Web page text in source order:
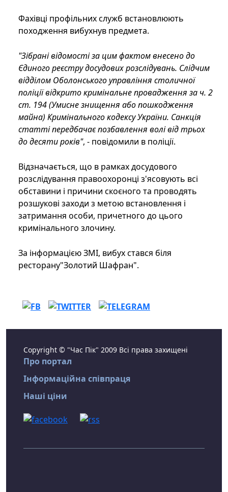
Фахівці профільних служб встановлюють
походження вибухнув предмета.
"Зібрані відомості за цим фактом внесено до
Єдиного реєстру досудових розслідувань. Слідчим
відділом Оболонського управління столичної
поліції відкрито кримінальне провадження за ч. 2
ст. 194 (Умисне знищення або пошкодження
майна) Кримінального кодексу України. Санкція
статті передбачає позбавлення волі від трьох
до десяти років", - повідомили в поліції.
Відзначається, що в рамках досудового
розслідування правоохоронці з'ясовують всі
обставини і причини скоєного та проводять
розшукові заходи з метою встановлення і
затримання особи, причетного до цього
кримінального злочину.
За інформацією ЗМІ, вибух стався біля
ресторану"Золотий Шафран".
Copyright © "Час Пік" 2009 Всі права захищені
Про портал
Інформаційна співпраця
Наші ціни